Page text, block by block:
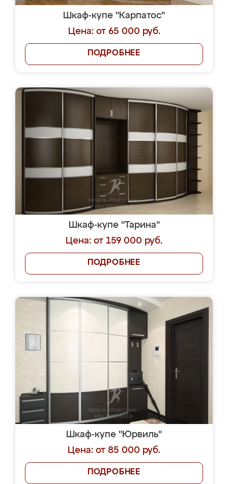
Шкаф-купе "Карпатос"
Цена: от 65 000 руб.
ПОДРОБНЕЕ
Шкаф-купе "Тарина"
Цена: от 159 000 руб.
ПОДРОБНЕЕ
Шкаф-купе "Юрвиль"
Цена: от 85 000 руб.
ПОДРОБНЕЕ